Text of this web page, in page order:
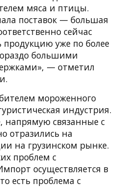
мяса и птицы.
поставок — большая
сейчас
продукцию уже по более
большими
— отметил
мороженного
индустрия.
напрямую связанные с
отразились на
на грузинском рынке.
проблем с
осуществляется в
есть проблема с